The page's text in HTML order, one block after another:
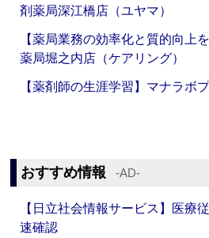
剤薬局深江橋店（ユヤマ）
【薬局業務の効率化と質的向上
薬局堀之内店（ケアリング）
【薬剤師の生涯学習】マナラボ
おすすめ情報 ‐AD‐
【日立社会情報サービス】医療
速確認